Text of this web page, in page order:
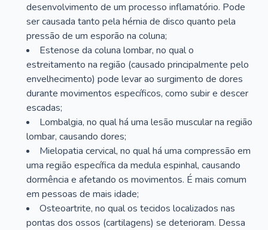
desenvolvimento de um processo inflamatório. Pode
ser causada tanto pela hérnia de disco quanto pela
pressão de um esporão na coluna;
Estenose da coluna lombar, no qual o
estreitamento na região (causado principalmente pelo
envelhecimento) pode levar ao surgimento de dores
durante movimentos específicos, como subir e descer
escadas;
Lombalgia, no qual há uma lesão muscular na região
lombar, causando dores;
Mielopatia cervical, no qual há uma compressão em
uma região específica da medula espinhal, causando
dormência e afetando os movimentos. É mais comum
em pessoas de mais idade;
Osteoartrite, no qual os tecidos localizados nas
pontas dos ossos (cartilagens) se deterioram. Dessa